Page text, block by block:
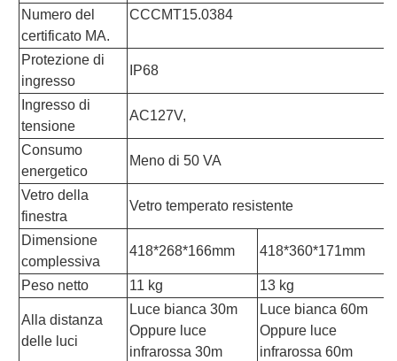
Numero del
certificato MA.
CCCMT15.0384
Protezione di
ingresso
IP68
Ingresso di
tensione
AC127V,
Consumo
energetico
Meno di 50 VA
Vetro della
finestra
Vetro temperato resistente
Dimensione
complessiva
418*268*166mm 418*360*171mm
Peso netto 11 kg 13 kg
Alla distanza
delle luci
Luce bianca 30m
Oppure luce
infrarossa 30m
Luce bianca 60m
Oppure luce
infrarossa 60m